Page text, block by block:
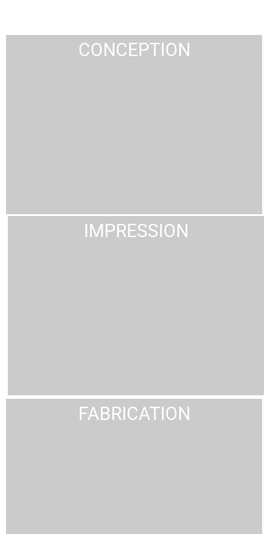
CONCEPTION
IMPRESSION
FABRICATION